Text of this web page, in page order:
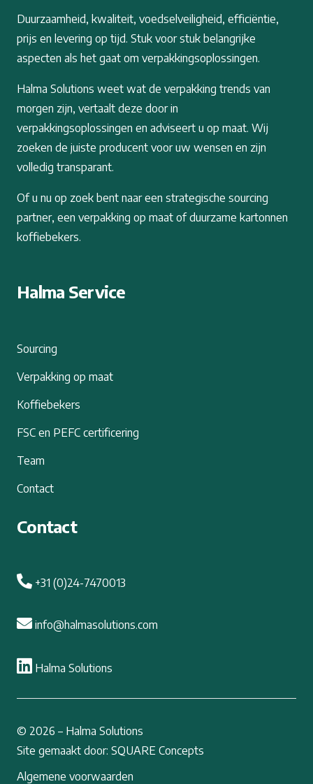
Duurzaamheid, kwaliteit, voedselveiligheid, efficiëntie,
prijs en levering op tijd. Stuk voor stuk belangrijke
aspecten als het gaat om verpakkingsoplossingen.
Halma Solutions weet wat de verpakking trends van
morgen zijn, vertaalt deze door in
verpakkingsoplossingen en adviseert u op maat. Wij
zoeken de juiste producent voor uw wensen en zijn
volledig transparant.
Of u nu op zoek bent naar een strategische sourcing
partner, een verpakking op maat of duurzame kartonnen
koffiebekers.
Halma Service
Sourcing
Verpakking op maat
Koffiebekers
FSC en PEFC certificering
Team
Contact
Contact
+31 (0)24-7470013
info@halmasolutions.com
Halma Solutions
© 2026 – Halma Solutions
Site gemaakt door: SQUARE Concepts
Algemene voorwaarden